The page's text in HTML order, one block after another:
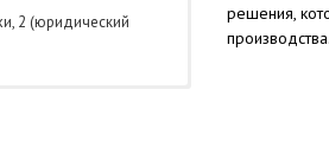
2 (юридический
решения,
производства.